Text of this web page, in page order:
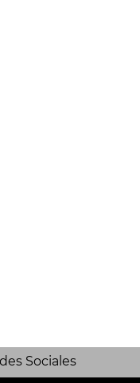
Sociales